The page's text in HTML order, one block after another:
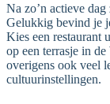
Na zo’n actieve
Gelukkig bevind je
Kies een restaurant
op een terrasje in
overigens ook veel
cultuurinstellingen.